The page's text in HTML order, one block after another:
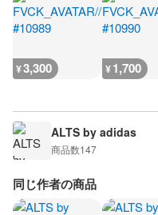
¥3,300 ¥1,700
ALTS by adidas
商品数147
同じ作者の商品